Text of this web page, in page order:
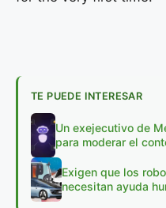
TE PUEDE INTERESAR
Un exejecutivo de
para moderar el
Exigen que los
necesitan ayuda